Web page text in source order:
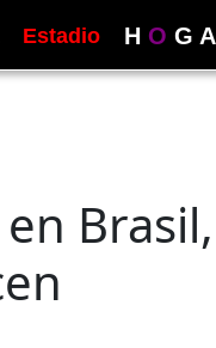
Estadio H O G A
Brasil,